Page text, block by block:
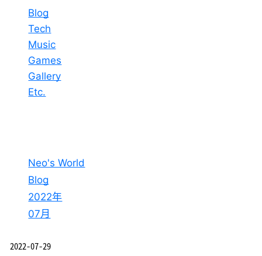
Blog
Tech
Music
Games
Gallery
Etc.
Neo's World
Blog
2022年
07月
2022-07-29